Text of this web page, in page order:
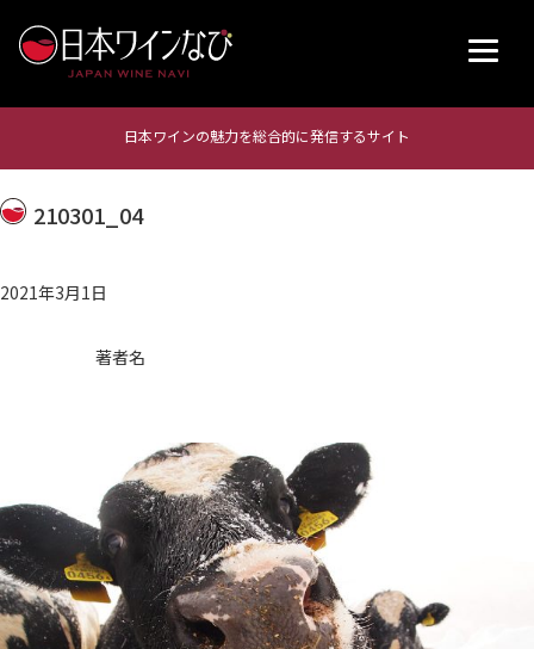
日本ワインの魅力を総合的に発信するサイト
210301_04
2021年3月1日
著者名